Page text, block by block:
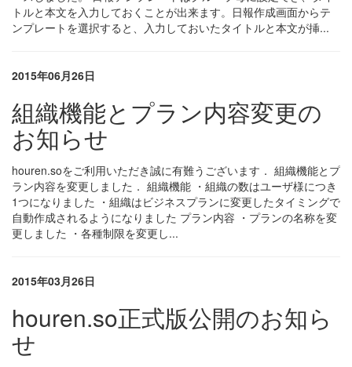
トルと本文を入力しておくことが出来ます。日報作成画面からテ
ンプレートを選択すると、入力しておいたタイトルと本文が挿...
2015年06月26日
組織機能とプラン内容変更の
お知らせ
houren.soをご利用いただき誠に有難うございます． 組織機能とプ
ラン内容を変更しました． 組織機能 ・組織の数はユーザ様につき
1つになりました ・組織はビジネスプランに変更したタイミングで
自動作成されるようになりました プラン内容 ・プランの名称を変
更しました ・各種制限を変更し...
2015年03月26日
houren.so正式版公開のお知ら
せ